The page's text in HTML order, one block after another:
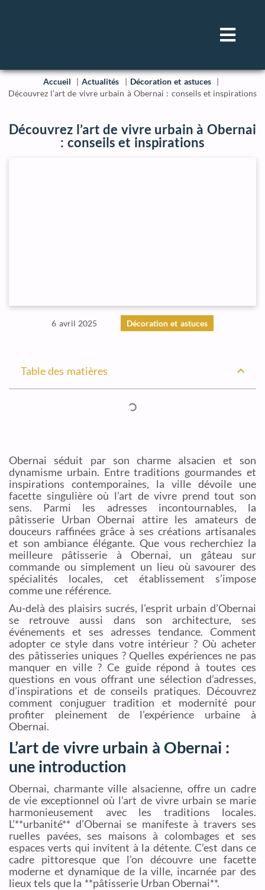
Accueil Actualités
Décoration et astuces
Découvrez l’art de vivre urbain à Obernai : conseils et inspirations
Découvrez l’art de vivre urbain à Obernai
: conseils et inspirations
6 avril 2025 Décoration et astuces
Table des matières
Obernai séduit par son charme alsacien et son
dynamisme urbain. Entre traditions gourmandes et
inspirations contemporaines, la ville dévoile une
facette singulière où l’art de vivre prend tout son
sens. Parmi les adresses incontournables, la
pâtisserie Urban Obernai attire les amateurs de
douceurs raffinées grâce à ses créations artisanales
et son ambiance élégante. Que vous recherchiez la
meilleure pâtisserie à Obernai, un gâteau sur
commande ou simplement un lieu où savourer des
spécialités locales, cet établissement s’impose
comme une référence.
Au-delà des plaisirs sucrés, l’esprit urbain d’Obernai
se retrouve aussi dans son architecture, ses
événements et ses adresses tendance. Comment
adopter ce style dans votre intérieur ? Où acheter
des pâtisseries uniques ? Quelles expériences ne pas
manquer en ville ? Ce guide répond à toutes ces
questions en vous offrant une sélection d’adresses,
d’inspirations et de conseils pratiques. Découvrez
comment conjuguer tradition et modernité pour
profiter pleinement de l’expérience urbaine à
Obernai.
L’art de vivre urbain à Obernai :
une introduction
Obernai, charmante ville alsacienne, offre un cadre
de vie exceptionnel où l’art de vivre urbain se marie
harmonieusement avec les traditions locales.
L’**urbanité** d’Obernai se manifeste à travers ses
ruelles pavées, ses maisons à colombages et ses
espaces verts qui invitent à la détente. C’est dans ce
cadre pittoresque que l’on découvre une facette
moderne et dynamique de la ville, incarnée par des
lieux tels que la **pâtisserie Urban Obernai**.